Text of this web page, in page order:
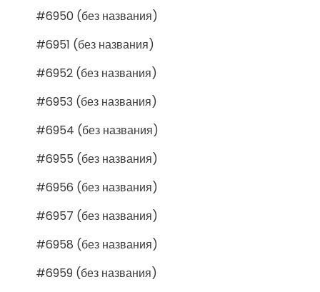
#6950 (без названия)
#6951 (без названия)
#6952 (без названия)
#6953 (без названия)
#6954 (без названия)
#6955 (без названия)
#6956 (без названия)
#6957 (без названия)
#6958 (без названия)
#6959 (без названия)